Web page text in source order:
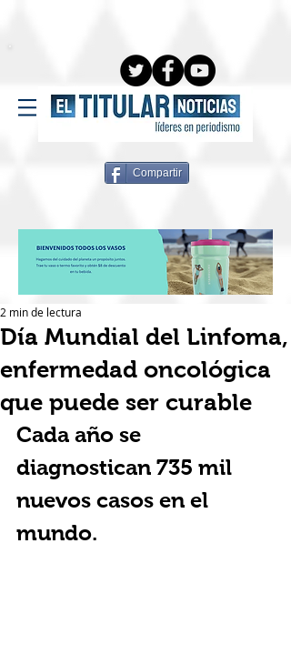
Compartir
Día Mundial del Linfoma,
enfermedad oncológica
que puede ser curable
2 min de lectura
Cada año se
diagnostican 735 mil
nuevos casos en el
mundo.